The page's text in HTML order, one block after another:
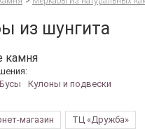
из шунгита
камня
Бусы
Кулоны и подвески
магазин ТЦ «Дружба»